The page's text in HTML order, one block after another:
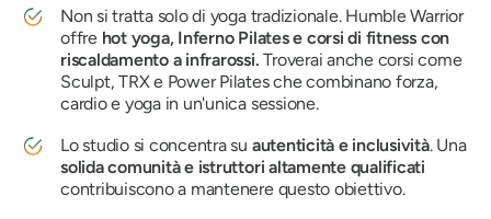
Non si tratta solo di yoga tradizionale. Humble Warrior
offre hot yoga, Inferno Pilates e corsi di fitness con
riscaldamento a infrarossi.Troverai anche corsi come
Sculpt, TRX e Power Pilates che combinano forza,
cardio e yoga in un'unica sessione.
Lo studio si concentra su autenticità e inclusività. Una
solida comunità e istruttori altamente qualificati
contribuiscono a mantenere questo obiettivo.